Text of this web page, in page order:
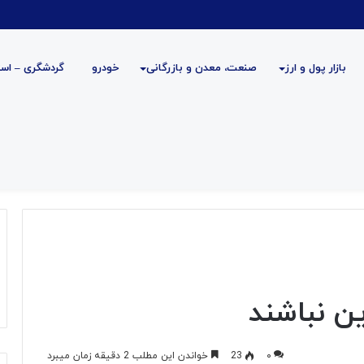
بازار پول و ارز صنعت، معدن و بازرگانی خودرو گردشگری –
نباشند
۰ 23 خواندن این مطلب 2 دقیقه زمان میبرد